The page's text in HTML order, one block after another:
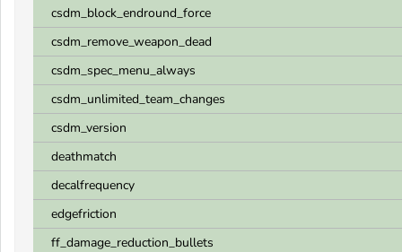
csdm_block_endround_force
csdm_remove_weapon_dead
csdm_spec_menu_always
csdm_unlimited_team_changes
csdm_version
deathmatch
decalfrequency
edgefriction
ff_damage_reduction_bullets